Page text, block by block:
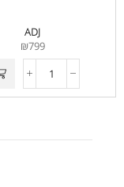
ADJ
₪799